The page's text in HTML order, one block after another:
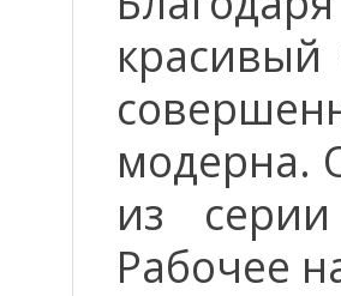
красивый
модерна.
из серии
Рабочее